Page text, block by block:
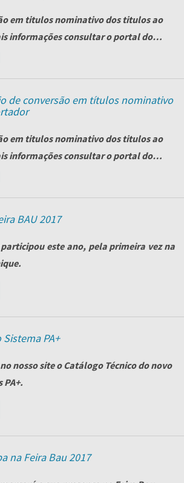
em titulos nominativo dos titulos ao
informações consultar o portal do
de conversão em títulos nominativo
em titulos nominativo dos titulos ao
informações consultar o portal do
BAU 2017
participou este ano, pela primeira vez na
PA+
nosso site o Catálogo Técnico do novo
PA+.
consulte o Departame...
na Feira Bau 2017